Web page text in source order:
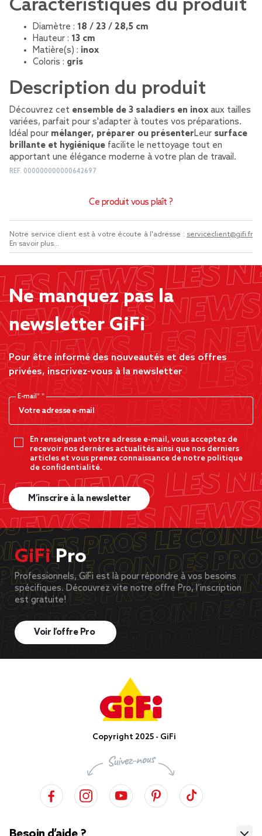
Caractéristiques du produit
Diamètre : 18 / 23 / 28,5 cm
Hauteur : 13 cm
Matière(s) : inox
Coloris : gris
Description du produit
Découvrez cet ensemble de 3 saladiers en inox aux tailles
variées, parfait pour s'adapter à toutes vos préparations.
Idéal pour mélanger, préparer ou présenterLeur surface
brillante et hygiénique facilite le nettoyage tout en
apportant une élégance moderne à votre plan de travail.
REF. 000000000000642697
Ce produit vous plaît ?
Notre service client est à votre écoute à l'adresse : serviceclient@gifi.fr
En savoir plus...
Ne manquez pas la
newsletter GiFi
Pour être informé des nouveautés et des offres
privées, inscrivez-vous à la newsletter
E-mail*
En renseignant votre adresse e-mail, vous acceptez de
recevoir nos dernères actualités ainsi que nos derniers
articles et vous prenez connaissance de notre politique
de confidentialité.
M’inscrire à la newsletter
GiFiPro
Professionnels, GiFi est là pour répondre à vos besoins
spécifiques. Découvrez vite notre offre Pro, l’inscription
est gratuite!
Voir l’offre Pro
Copyright 2025 - GiFi